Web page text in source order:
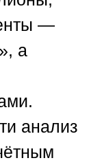
—
а
анализ